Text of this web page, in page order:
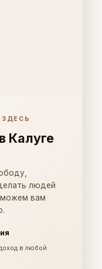
Калуге
людей
вам
в любой